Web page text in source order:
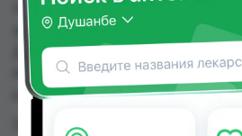
HOT SHAPERS можно купить
аптеках, Авиценна,
Дору Фарм №20, Нишон
№3 по цене от 40.00 TJS до
и других городах
Цена: от40.00 TJS